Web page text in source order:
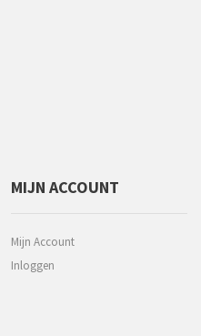
MIJN ACCOUNT
Mijn Account
Inloggen